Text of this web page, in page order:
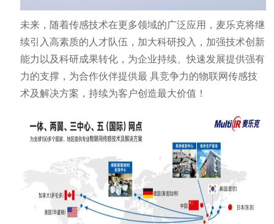
未来，随着传感技术在更多领域的广泛应用，麦乐克将继
续引入高素质的人才队伍，加大科研投入，加强技术创新
能力以及科研成果转化，为企业持续、快速发展提供强有
力的支撑，为合作伙伴提供最 .具竞争力的物联网传感技
术及解决方案，持续为客户创造最大价值！